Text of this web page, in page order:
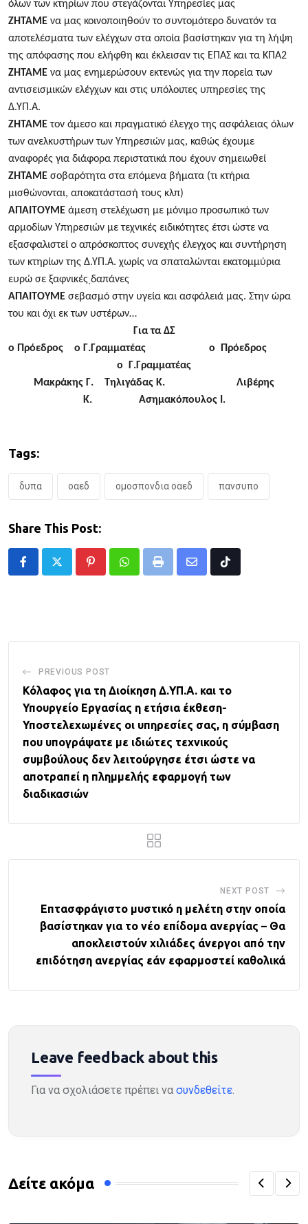
όλων των κτηρίων που στεγάζονται Υπηρεσίες μας
ΖΗΤΑΜΕ να μας κοινοποιηθούν το συντομότερο δυνατόν τα
αποτελέσματα των ελέγχων στα οποία βασίστηκαν για τη λήψη
της απόφασης που ελήφθη και έκλεισαν τις ΕΠΑΣ και τα ΚΠΑ2
ΖΗΤΑΜΕ να μας ενημερώσουν εκτενώς για την πορεία των
αντισεισμικών ελέγχων και στις υπόλοιπες υπηρεσίες της
Δ.ΥΠ.Α.
ΖΗΤΑΜΕτον άμεσο και πραγματικό έλεγχο της ασφάλειας όλων
των ανελκυστήρων των Υπηρεσιών μας, καθώς έχουμε
αναφορές για διάφορα περιστατικά που έχουν σημειωθεί
ΖΗΤΑΜΕ σοβαρότητα στα επόμενα βήματα (τι κτήρια
μισθώνονται, αποκατάστασή τους κλπ)
ΑΠΑΙΤΟΥΜΕ άμεση στελέχωση με μόνιμο προσωπικό των
αρμοδίων Υπηρεσιών με τεχνικές ειδικότητες έτσι ώστε να
εξασφαλιστεί ο απρόσκοπτος συνεχής έλεγχος και συντήρηση
των κτηρίων της Δ.ΥΠ.Α. χωρίς να σπαταλώνται εκατομμύρια
ευρώ σε ξαφνικέςͺδαπάνες
ΑΠΑΙΤΟΥΜΕ σεβασμό στην υγεία και ασφάλειά μας. Στην ώρα
του και όχι εκ των υστέρων…
Για τα ΔΣ
ο Πρόεδρος ο Γ.Γραμματέας ο Πρόεδρος
ο Γ.Γραμματέας
Μακράκης Γ. Τηλιγάδας Κ. Λιβέρης
Κ. Ασημακόπουλος Ι.
Tags:
δυπα οαεδ ομοσπονδια οαεδ πανσυπο
Share This Post:
PinterestWhatsappPrint
Share
Tiktok
PREVIOUS POST
Κόλαφος για τη Διοίκηση Δ.ΥΠ.Α. και το
Υπουργείο Εργασίας η ετήσια έκθεση-
Υποστελεχωμένες οι υπηρεσίες σας, η σύμβαση
που υπογράψατε με ιδιώτες τεχνικούς
συμβούλους δεν λειτούργησε έτσι ώστε να
αποτραπεί η πλημμελής εφαρμογή των
διαδικασιών
NEXT POST
Επτασφράγιστο μυστικό η μελέτη στην οποία
βασίστηκαν για το νέο επίδομα ανεργίας – Θα
αποκλειστούν χιλιάδες άνεργοι από την
επιδότηση ανεργίας εάν εφαρμοστεί καθολικά
Leave feedback about this
Για να σχολιάσετε πρέπει να συνδεθείτε
Δείτε ακόμα